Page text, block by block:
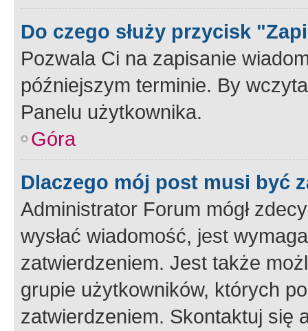
Do czego służy przycisk
Pozwala Ci na zapisanie
późniejszym terminie. By
Panelu użytkownika.
Góra
Dlaczego mój post musi być
Administrator Forum mógł
wysłać wiadomość, jest
zatwierdzeniem. Jest także
grupie użytkowników, których
zatwierdzeniem. Skontaktuj się